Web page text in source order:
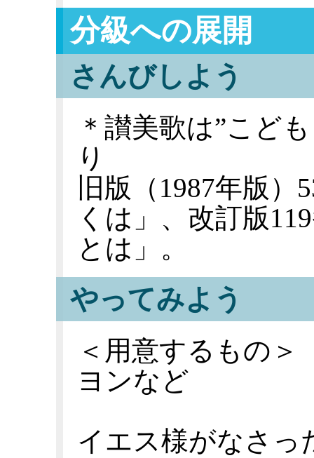
分級への展開
さんびしよう
＊讃美歌は”こど
り
旧版（1987年版
くは」、改訂版
とは」。
やってみよう
＜用意するもの
ヨンなど
イエス様がなさっ